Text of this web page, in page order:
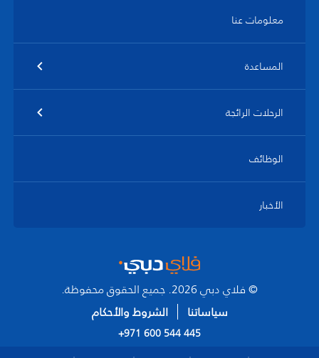
معلومات عنا
المساعدة
الرحلات الرائجة
الوظائف
الأخبار
© فلاي دبي 2026. جميع الحقوق محفوظة.
سياساتنا
الشروط والأحكام
+971 600 544 445